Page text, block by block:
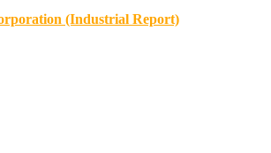
(Industrial Report)